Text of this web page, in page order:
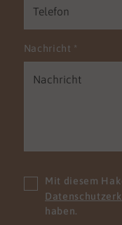
Nachricht *
Mit diesem
haben.